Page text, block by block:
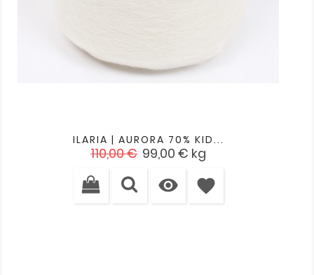
ILARIA | AURORA 70% KID...
Įprasta
110,00 € Kaina
99,00 € kg
 favorite